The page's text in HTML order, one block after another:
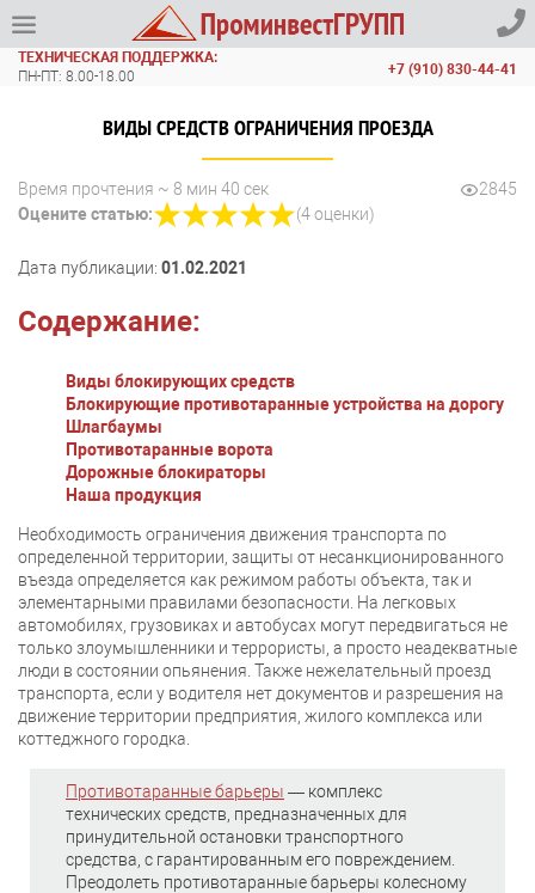
ТЕХНИЧЕСКАЯ ПОДДЕРЖКА:
ПН-ПТ: 8.00-18.00
+7 (910) 830-44-41
ВИДЫ СРЕДСТВ ОГРАНИЧЕНИЯ ПРОЕЗДА
Время прочтения ~ 8 мин 40 сек
2845
Оцените статью:
(4оценки)
Дата публикации: 01.02.2021
Содержание:
Виды блокирующих средств
Блокирующие противотаранные устройства на дорогу
Шлагбаумы
Противотаранные ворота
Дорожные блокираторы
Наша продукция
Необходимость ограничения движения транспорта по
определенной территории, защиты от несанкционированного
въезда определяется как режимом работы объекта, так и
элементарными правилами безопасности. На легковых
автомобилях, грузовиках и автобусах могут передвигаться не
только злоумышленники и террористы, а просто неадекватные
люди в состоянии опьянения. Также нежелательный проезд
транспорта, если у водителя нет документов и разрешения на
движение территории предприятия, жилого комплекса или
коттеджного городка.
Противотаранные барьеры — комплекс
технических средств, предназначенных для
принудительной остановки транспортного
средства, с гарантированным его повреждением.
Преодолеть противотаранные барьеры колесному